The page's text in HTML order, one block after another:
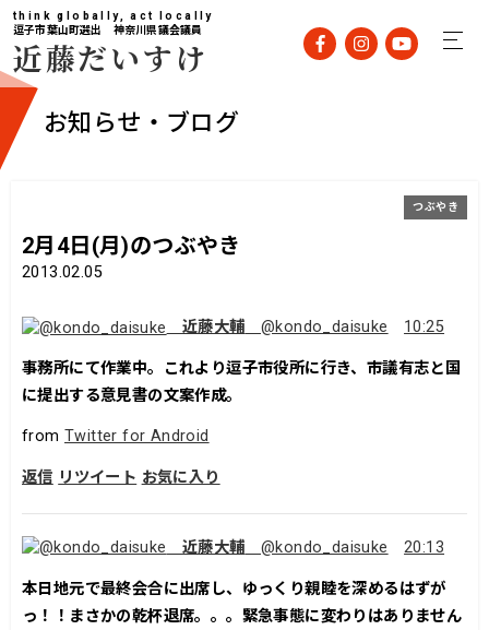
think globally, act locally
逗子市葉山町選出 神奈川県議会議員
近藤だいすけ
お知らせ・ブログ
2月4日(月)のつぶやき
2013.02.05
つぶやき
近藤大輔 @kondo_daisuke 10:25
事務所にて作業中。これより逗子市役所に行き、市議有志と国
に提出する意見書の文案作成。
from Twitter for Android
返信 リツイート お気に入り
近藤大輔 @kondo_daisuke 20:13
本日地元で最終会合に出席し、ゆっくり親睦を深めるはずが
っ！！まさかの乾杯退席。。。緊急事態に変わりはありません